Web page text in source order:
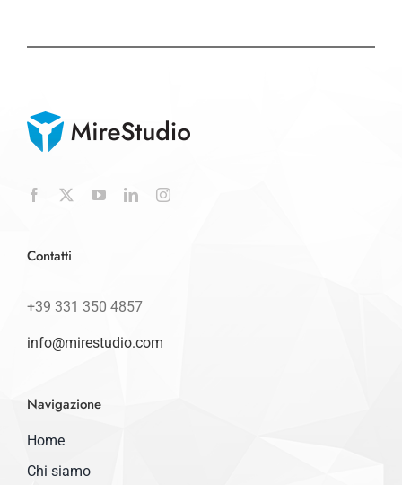
Contatti
+39 331 350 4857
info@mirestudio.com
Navigazione
Home
Chi siamo